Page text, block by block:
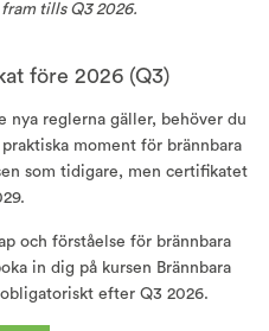
tills Q3 2026.
före 2026 (Q3)
nya reglerna gäller, behöver du
moment för brännbara
som tidigare, men certifikatet
och förståelse för brännbara
in dig på kursen Brännbara
efter Q3 2026.